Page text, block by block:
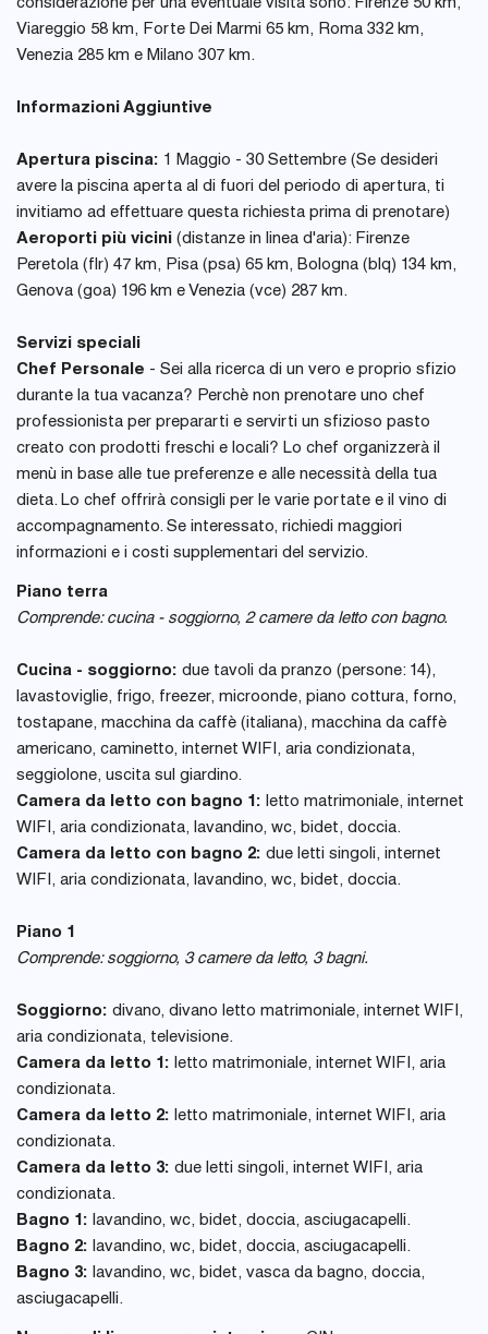
considerazione per una eventuale visita sono: Firenze 50 km,
Viareggio 58 km, Forte Dei Marmi 65 km, Roma 332 km,
Venezia 285 km e Milano 307 km.
Informazioni Aggiuntive
Apertura piscina: 1 Maggio - 30 Settembre (Se desideri
avere la piscina aperta al di fuori del periodo di apertura, ti
invitiamo ad effettuare questa richiesta prima di prenotare)
Aeroporti più vicini (distanze in linea d'aria): Firenze
Peretola (flr) 47 km, Pisa (psa) 65 km, Bologna (blq) 134 km,
Genova (goa) 196 km e Venezia (vce) 287 km.
Servizi speciali
Chef Personale - Sei alla ricerca di un vero e proprio sfizio
durante la tua vacanza? Perchè non prenotare uno chef
professionista per prepararti e servirti un sfizioso pasto
creato con prodotti freschi e locali? Lo chef organizzerà il
menù in base alle tue preferenze e alle necessità della tua
dieta. Lo chef offrirà consigli per le varie portate e il vino di
accompagnamento. Se interessato, richiedi maggiori
informazioni e i costi supplementari del servizio.
Piano terra
Comprende: cucina - soggiorno, 2 camere da letto con bagno.
Cucina - soggiorno: due tavoli da pranzo (persone: 14),
lavastoviglie, frigo, freezer, microonde, piano cottura, forno,
tostapane, macchina da caffè (italiana), macchina da caffè
americano, caminetto, internet WIFI, aria condizionata,
seggiolone, uscita sul giardino.
Camera da letto con bagno 1: letto matrimoniale, internet
WIFI, aria condizionata, lavandino, wc, bidet, doccia.
Camera da letto con bagno 2: due letti singoli, internet
WIFI, aria condizionata, lavandino, wc, bidet, doccia.
Piano 1
Comprende: soggiorno, 3 camere da letto, 3 bagni.
Soggiorno: divano, divano letto matrimoniale, internet WIFI,
aria condizionata, televisione.
Camera da letto 1: letto matrimoniale, internet WIFI, aria
condizionata.
Camera da letto 2: letto matrimoniale, internet WIFI, aria
condizionata.
Camera da letto 3: due letti singoli, internet WIFI, aria
condizionata.
Bagno 1: lavandino, wc, bidet, doccia, asciugacapelli.
Bagno 2: lavandino, wc, bidet, doccia, asciugacapelli.
Bagno 3: lavandino, wc, bidet, vasca da bagno, doccia,
asciugacapelli.